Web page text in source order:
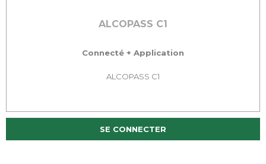
ALCOPASS C1
Connecté + Application
ALCOPASS C1
SE CONNECTER